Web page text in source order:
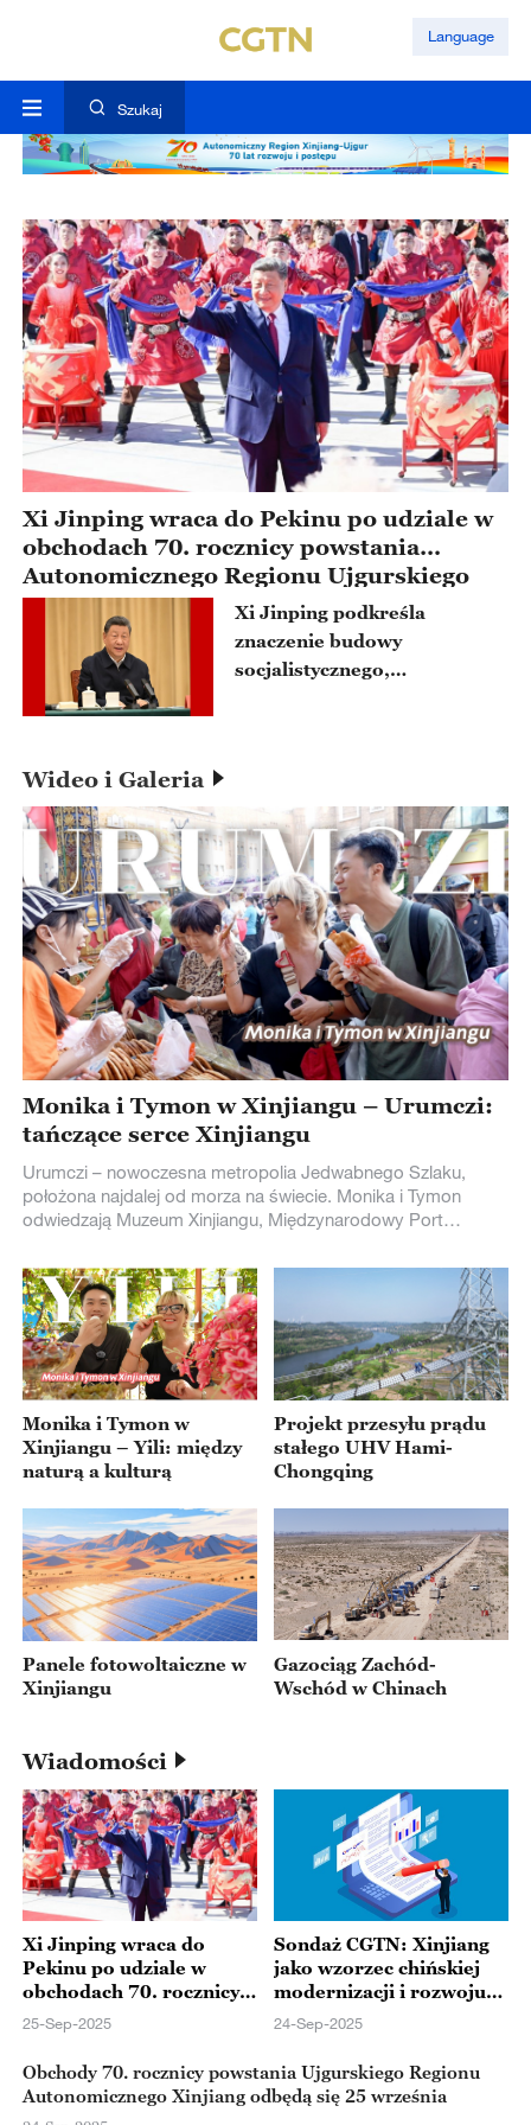
Language
Szukaj
Xi Jinping wraca do Pekinu po udziale w
obchodach 70. rocznicy powstania
Autonomicznego Regionu Ujgurskiego
Xinjiangu
Xi Jinping podkreśla
znaczenie budowy
socjalistycznego,
Wideo i Galeria
Monika i Tymon w Xinjiangu – Urumczi:
tańczące serce Xinjiangu
Urumczi – nowoczesna metropolia Jedwabnego Szlaku,
położona najdalej od morza na świecie. Monika i Tymon
odwiedzają Muzeum Xinjiangu, Międzynarodowy Port
tradycja łączy się z nowoczesnością. Na końcu wyruszają na
Wielki Bazar – pełen zapachów, muzyki i tańca. Tu historia
spotyka przyszłość, a całe miasto tańczy w rytmie
Jedwabnego Szlaku.
Monika i Tymon w
Xinjiangu – Yili: między
naturą a kulturą
Projekt przesyłu prądu
stałego UHV Hami-
Chongqing
Panele fotowoltaiczne w
Xinjiangu
Gazociąg Zachód-
Wschód w Chinach
Wiadomości
Xi Jinping wraca do
Pekinu po udziale w
obchodach 70. rocznicy
powstania
Autonomicznego
Regionu Ujgurskiego
Xinjiangu
25-Sep-2025
Sondaż CGTN: Xinjiang
jako wzorzec chińskiej
modernizacji i rozwoju
społecznego
24-Sep-2025
Obchody 70. rocznicy powstania Ujgurskiego Regionu
Autonomicznego Xinjiang odbędą się 25 września